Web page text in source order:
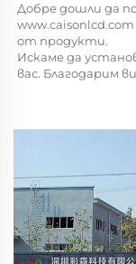
www.caisonlcd.com
от продукти.
Искаме да
вас. Благодарим